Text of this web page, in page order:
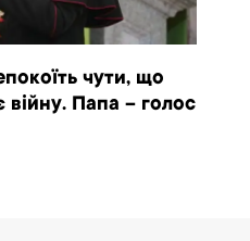
чути, що
війну. Папа – голос